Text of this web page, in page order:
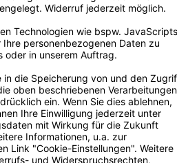
uni
Login
SPM667
diesem Produkt